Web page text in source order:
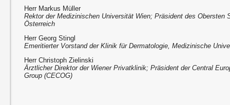
Herr Markus Müller
Rektor der Medizinischen Universität Wien; Präsident des Obersten
Österreich
Herr Georg Stingl
Emeritierter Vorstand der Klinik für Dermatologie, Medizinische
Herr Christoph Zielinski
Ärztlicher Direktor der Wiener Privatklinik; Präsident der Central
Group (CECOG)